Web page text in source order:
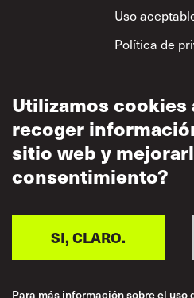
Uso
Política de
Utilizamos cookies
recoger
sitio web y
consentimiento?
SI, CLARO.
Para más información sobre el uso